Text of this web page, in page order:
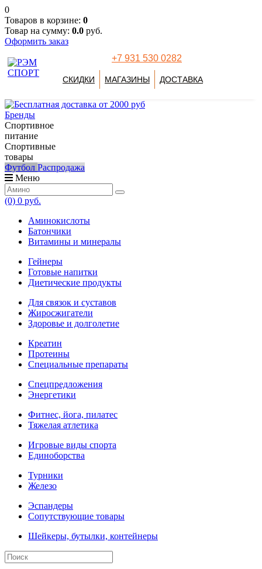
0
Товаров в корзине: 0
Товар на сумму: 0.0 руб.
Оформить заказ
+7 931 530 0282
СКИДКИ МАГАЗИНЫ ДОСТАВКА
Бренды
Спортивное
питание
Спортивные
товары
Футбол Распродажа
Меню
(0) 0 руб.
Аминокислоты
Батончики
Витамины и минералы
Гейнеры
Готовые напитки
Диетические продукты
Для связок и суставов
Жиросжигатели
Здоровье и долголетие
Креатин
Протеины
Специальные препараты
Спецпредложения
Энергетики
Фитнес, йога, пилатес
Тяжелая атлетика
Игровые виды спорта
Единоборства
Турники
Железо
Эспандеры
Сопутствующие товары
Шейкеры, бутылки, контейнеры